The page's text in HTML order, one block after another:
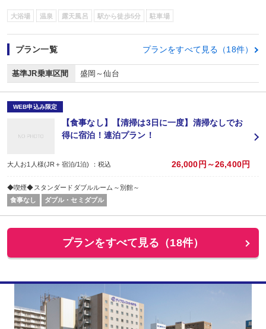
大浴場 温泉 露天風呂 駅から徒歩5分 駐車場
プラン一覧 プランをすべて見る（18件）
基準JR乗車区間 盛岡～仙台
WEB申込み限定
【食事なし】【清掃は3日に一度】清掃なしでお
得に宿泊！連泊プラン！
大人お1人様(JR＋宿泊/1泊) ：税込 26,000円～26,400円
◆喫煙◆スタンダードダブルルーム～別館～
食事なし
ダブル・セミダブル
プランをすべて見る（18件）